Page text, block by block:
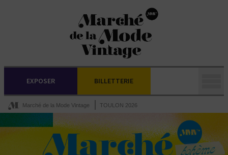
EXPOSER BILLETTERIE
Marché de la Mode Vintage TOULON 2026